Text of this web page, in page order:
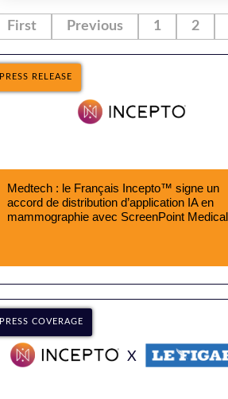
First Previous 1 2
PRESS RELEASE
Medtech : le Français Incepto™ signe un
accord de distribution d’application IA en
mammographie avec ScreenPoint Medical
PRESS COVERAGE
X